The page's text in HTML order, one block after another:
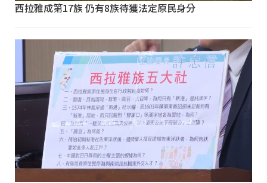
西拉雅成第17族 仍有8族待獲法定原民身分